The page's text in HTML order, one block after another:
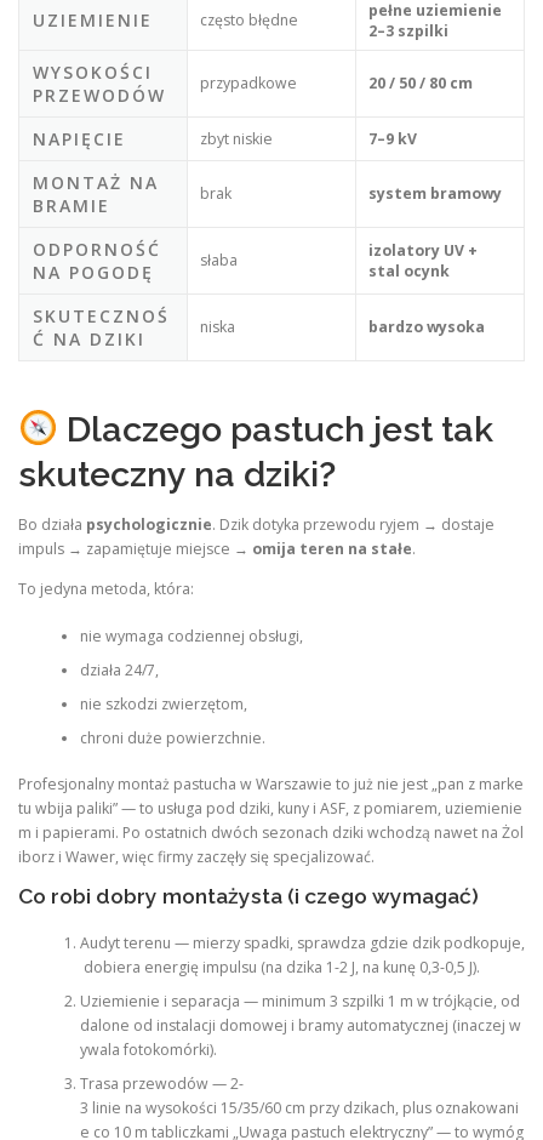
UZIEMIENIE często błędne
pełne uziemienie
2–3 szpilki
WYSOKOŚCI
PRZEWODÓW
przypadkowe 20 / 50 / 80 cm
NAPIĘCIE zbyt niskie 7–9 kV
MONTAŻ NA
BRAMIE
brak system bramowy
ODPORNOŚĆ
NA POGODĘ
słaba
izolatory UV +
stal ocynk
SKUTECZNOŚ
Ć NA DZIKI
niska bardzo wysoka
Dlaczego pastuch jest tak
skuteczny na dziki?
Bo działa psychologicznie. Dzik dotyka przewodu ryjem → dostaje
impuls → zapamiętuje miejsce → omija teren na stałe.
To jedyna metoda, która:
nie wymaga codziennej obsługi,
działa 24/7,
nie szkodzi zwierzętom,
chroni duże powierzchnie.
Profesjonalny montaż pastucha w Warszawie to już nie jest „pan z marke
tu wbija paliki” — to usługa pod dziki, kuny i ASF, z pomiarem, uziemienie
m i papierami. Po ostatnich dwóch sezonach dziki wchodzą nawet na Żol
iborz i Wawer, więc firmy zaczęły się specjalizować.
Co robi dobry montażysta (i czego wymagać)
Audyt terenu — mierzy spadki, sprawdza gdzie dzik podkopuje,
dobiera energię impulsu (na dzika 1-2 J, na kunę 0,3-0,5 J).
Uziemienie i separacja — minimum 3 szpilki 1 m w trójkącie, od
dalone od instalacji domowej i bramy automatycznej (inaczej w
ywala fotokomórki).
Trasa przewodów — 2-
3 linie na wysokości 15/35/60 cm przy dzikach, plus oznakowani
e co 10 m tabliczkami „Uwaga pastuch elektryczny” — to wymóg